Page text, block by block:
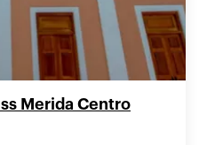
Merida Centro